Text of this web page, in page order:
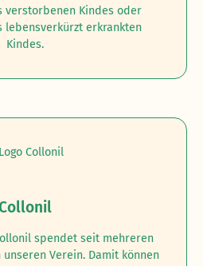
verstorbenen Kindes oder
lebensverkürzt erkrankten
Kindes.
spendet seit mehreren
Verein. Damit können